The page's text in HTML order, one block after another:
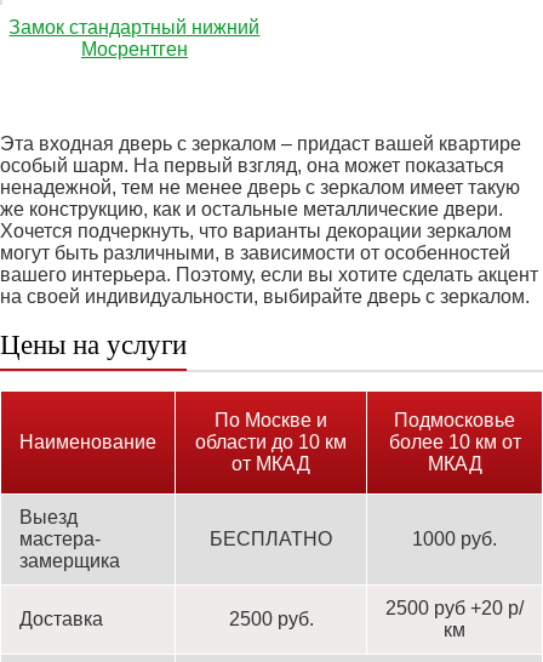
Замок стандартный нижний
Мосрентген
Эта входная дверь с зеркалом – придаст вашей квартире
особый шарм. На первый взгляд, она может показаться
ненадежной, тем не менее дверь с зеркалом имеет такую
же конструкцию, как и остальные металлические двери.
Хочется подчеркнуть, что варианты декорации зеркалом
могут быть различными, в зависимости от особенностей
вашего интерьера. Поэтому, если вы хотите сделать акцент
на своей индивидуальности, выбирайте дверь с зеркалом.
Цены на услуги
Наименование
По Москве и
области до 10 км
от МКАД
Подмосковье
более 10 км от
МКАД
Выезд
мастера-
замерщика
БЕСПЛАТНО 1000 руб.
Доставка 2500 руб.
2500 руб +20 р/
км